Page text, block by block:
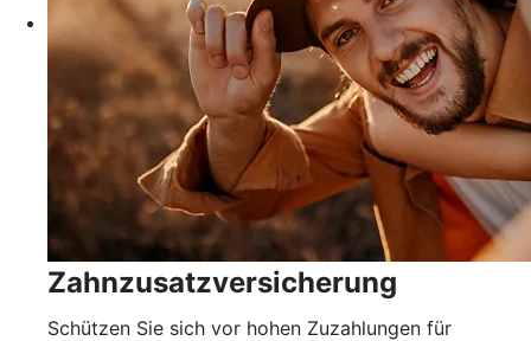
Zahnzusatzversicherung
Schützen Sie sich vor hohen Zuzahlungen für